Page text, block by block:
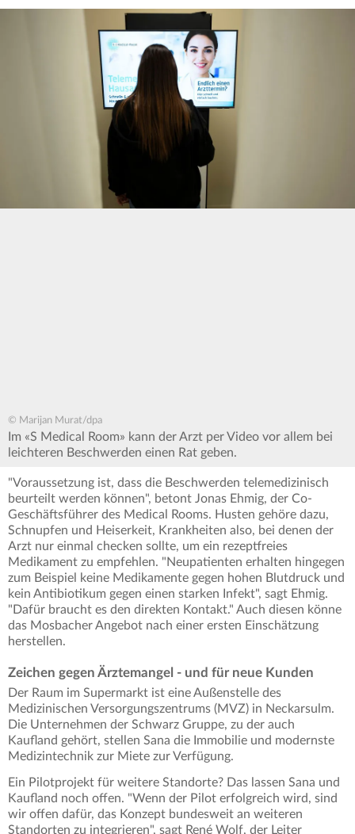
© Marijan Murat/dpa
Im «S Medical Room» kann der Arzt per Video vor allem bei
leichteren Beschwerden einen Rat geben.
"Voraussetzung ist, dass die Beschwerden telemedizinisch
beurteilt werden können", betont Jonas Ehmig, der Co-
Geschäftsführer des Medical Rooms. Husten gehöre dazu,
Schnupfen und Heiserkeit, Krankheiten also, bei denen der
Arzt nur einmal checken sollte, um ein rezeptfreies
Medikament zu empfehlen. "Neupatienten erhalten hingegen
zum Beispiel keine Medikamente gegen hohen Blutdruck und
kein Antibiotikum gegen einen starken Infekt", sagt Ehmig.
"Dafür braucht es den direkten Kontakt." Auch diesen könne
das Mosbacher Angebot nach einer ersten Einschätzung
herstellen.
Zeichen gegen Ärztemangel - und für neue Kunden
Der Raum im Supermarkt ist eine Außenstelle des
Medizinischen Versorgungszentrums (MVZ) in Neckarsulm.
Die Unternehmen der Schwarz Gruppe, zu der auch
Kaufland gehört, stellen Sana die Immobilie und modernste
Medizintechnik zur Miete zur Verfügung.
Ein Pilotprojekt für weitere Standorte? Das lassen Sana und
Kaufland noch offen. "Wenn der Pilot erfolgreich wird, sind
wir offen dafür, das Konzept bundesweit an weiteren
Standorten zu integrieren", sagt René Wolf, der Leiter